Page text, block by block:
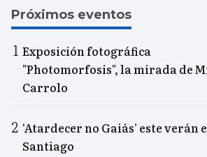
Próximos eventos
Exposición fotográfica
"Photomorfosis", la mirada de
Carrolo
‘Atardecer no Gaiás’ este verán
Santiago